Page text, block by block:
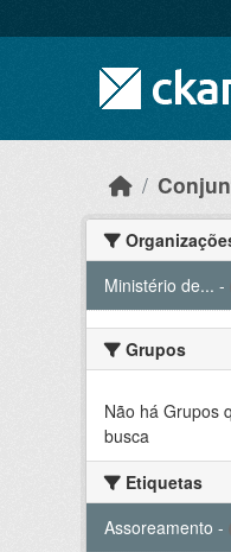
Ministério de... -
Grupos
Não há Grupos
busca
Etiquetas
Assoreamento -